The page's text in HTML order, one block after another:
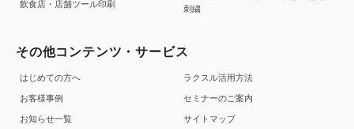
飲食店・店舗ツール印刷
刺繍
その他コンテンツ・サービス
はじめての方へ
お客様事例
お知らせ一覧
ラクスル活用方法
セミナーのご案内
サイトマップ